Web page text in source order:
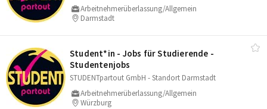
Arbeitnehmerüberlassung/Allgemein
Darmstadt
Student*in - Jobs für Studierende -
Studentenjobs
STUDENTpartout GmbH - Standort Darmstadt
Arbeitnehmerüberlassung/Allgemein
Würzburg